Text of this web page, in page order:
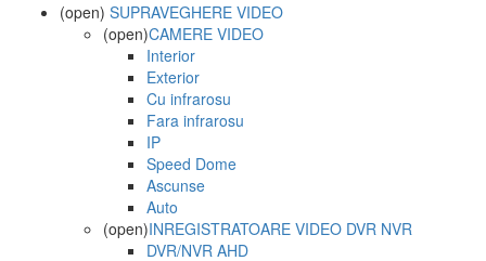
(open) SUPRAVEGHERE VIDEO
(open)CAMERE VIDEO
Interior
Exterior
Cu infrarosu
Fara infrarosu
IP
Speed Dome
Ascunse
Auto
(open)INREGISTRATOARE VIDEO DVR NVR
DVR/NVR AHD